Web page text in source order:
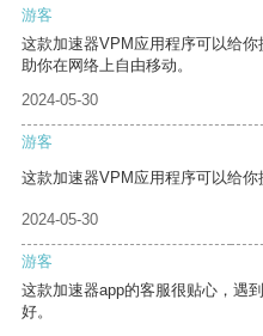
游客
这款加速器VPM应用程序可以给
助你在网络上自由移动。
2024-05-30
游客
这款加速器VPM应用程序可以给你
2024-05-30
游客
这款加速器app的客服很贴心，遇
好。